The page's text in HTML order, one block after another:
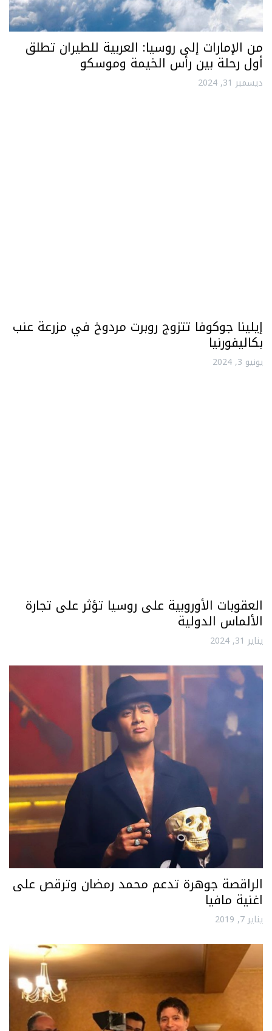
من الإمارات إلى روسيا: العربية للطيران تطلق
أول رحلة بين رأس الخيمة وموسكو
ديسمبر 31, 2024
إيلينا جوكوفا تتزوج روبرت مردوخ في مزرعة عنب
بكاليفورنيا
يونيو 3, 2024
العقوبات الأوروبية على روسيا تؤثر على تجارة
الألماس الدولية
يناير 31, 2024
الراقصة جوهرة تدعم محمد رمضان وترقص على
اغنية مافيا
يناير 7, 2019